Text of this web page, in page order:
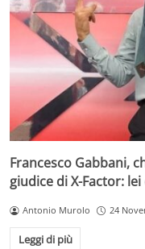
Francesco Gabbani,
giudice di X-Factor:
Antonio Murolo 24
Leggi di più